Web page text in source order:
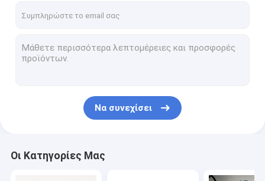
Γυροσκόπιο οπτικών ινών
Μετρητής στάθμης υγρού
Ανιχνευτής μηχανικής δύναμης
Να συνεχίσει
Οι Κατηγορίες Μας